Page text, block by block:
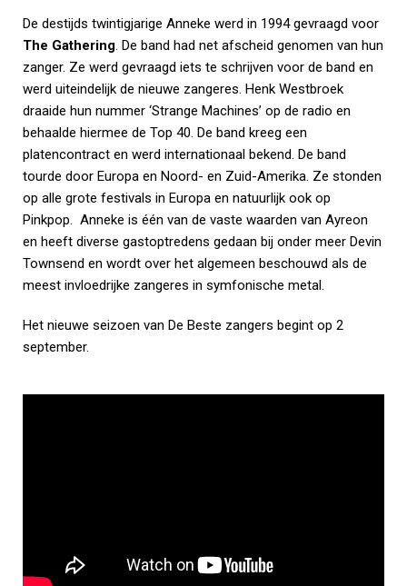
De destijds twintigjarige Anneke werd in 1994 gevraagd voor
The Gathering. De band had net afscheid genomen van hun
zanger. Ze werd gevraagd iets te schrijven voor de band en
werd uiteindelijk de nieuwe zangeres. Henk Westbroek
draaide hun nummer ‘Strange Machines’ op de radio en
behaalde hiermee de Top 40. De band kreeg een
platencontract en werd internationaal bekend. De band
tourde door Europa en Noord- en Zuid-Amerika. Ze stonden
op alle grote festivals in Europa en natuurlijk ook op
Pinkpop. Anneke is één van de vaste waarden van Ayreon
en heeft diverse gastoptredens gedaan bij onder meer Devin
Townsend en wordt over het algemeen beschouwd als de
meest invloedrijke zangeres in symfonische metal.
Het nieuwe seizoen van De Beste zangers begint op 2
september.